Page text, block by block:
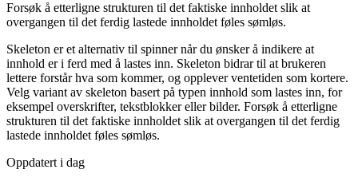
Forsøk å etterligne strukturen til det faktiske innholdet slik at
overgangen til det ferdig lastede innholdet føles sømløs.
Skeleton er et alternativ til spinner når du ønsker å indikere at
innhold er i ferd med å lastes inn. Skeleton bidrar til at brukeren
lettere forstår hva som kommer, og opplever ventetiden som kortere.
Velg variant av skeleton basert på typen innhold som lastes inn, for
eksempel overskrifter, tekstblokker eller bilder. Forsøk å etterligne
strukturen til det faktiske innholdet slik at overgangen til det ferdig
lastede innholdet føles sømløs.
Oppdatert i dag